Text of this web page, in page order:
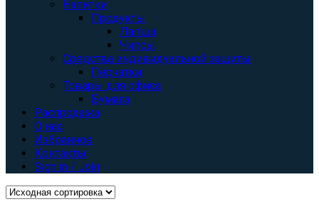
Напитки
Продукты
Лапша
Чипсы
Средства индивидуальной защиты
Перчатки
Товары для офиса
Бумага
Распродажа
О нас
Избранное
Контакты
Sign in / Join